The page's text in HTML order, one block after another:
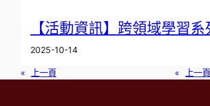
【活動資訊】跨領域學習
2025-10-14
« 上一頁 « 上一